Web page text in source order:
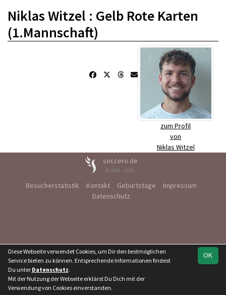
Niklas Witzel : Gelb Rote Karten
(1.Mannschaft)
zum Profil
von
Niklas Witzel
soccero.de
© 2006 - 2026
Besucherstatistik Kontakt Geburtstage
Impressum
Datenschutz
OK
Diese Webseite verwendet Cookies, um Dir den bestmöglichen
Service bieten zu können. Entsprechende Informationen findest
Du unter Datenschutz.
Mit der Nutzung der Webseite erklärst Du Dich mit der
Verwendung von Cookies einverstanden.